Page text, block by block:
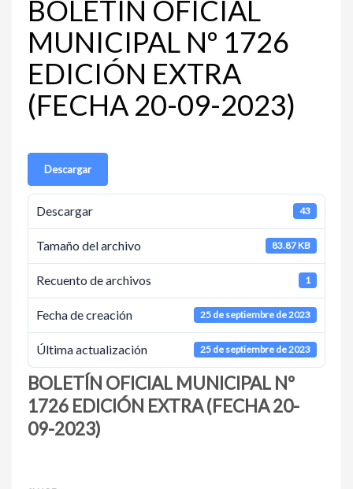
BOLETÍN OFICIAL
MUNICIPAL Nº 1726
EDICIÓN EXTRA
(FECHA 20-09-2023)
Descargar
Descargar 43
Tamaño del archivo 83.87 KB
Recuento de archivos 1
Fecha de creación 25 de septiembre de 2023
Última actualización 25 de septiembre de 2023
BOLETÍN OFICIAL MUNICIPAL Nº
1726 EDICIÓN EXTRA (FECHA 20-
09-2023)